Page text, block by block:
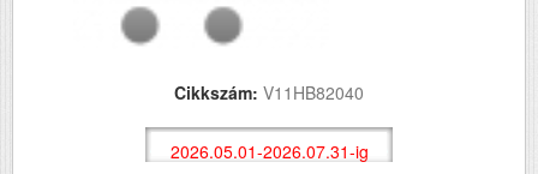
Cikkszám: V11HB82040
2026.05.01-2026.07.31-ig